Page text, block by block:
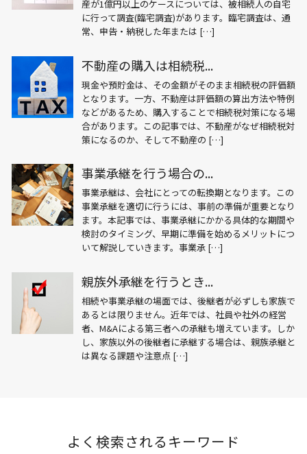
産が1億円以上のケースについては、被相続人の自宅
に行って調査(臨宅調査)があります。臨宅調査は、通
常、申告・納税した年または […]
不動産の購入は相続税...
現金や預貯金は、その金額がそのまま相続税の評価額
となります。一方、不動産は評価額の算出方法や特例
などがあるため、購入することで相続税対策になる場
合があります。この記事では、不動産がなぜ相続税対
策になるのか、そして不動産の […]
事業承継を行う場合の...
事業承継は、会社にとっての転換期となります。この
事業承継を適切に行うには、事前の準備が重要となり
ます。本記事では、事業承継にかかる具体的な期間や
検討のタイミング、早期に準備を始めるメリットにつ
いて解説していきます。事業承 […]
親族外承継を行うとき...
相続や事業承継の場面では、後継者が必ずしも家族で
あるとは限りません。近年では、社員や社外の経営
者、M&Aによる第三者への承継も増えています。しか
し、家族以外の後継者に承継する場合は、親族承継と
は異なる課題や注意点 […]
よく検索されるキーワード